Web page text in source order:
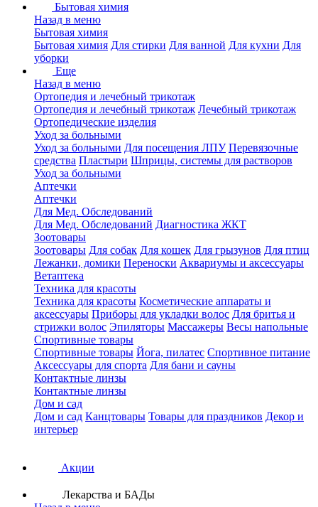
Бытовая химия
Назад в меню
Бытовая химия
Бытовая химия Для стирки Для ванной Для кухни Для
уборки
Еще
Назад в меню
Ортопедия и лечебный трикотаж
Ортопедия и лечебный трикотаж Лечебный трикотаж
Ортопедические изделия
Уход за больными
Уход за больными Для посещения ЛПУ Перевязочные
средства Пластыри Шприцы, системы для растворов
Уход за больными
Аптечки
Аптечки
Для Мед. Обследований
Для Мед. Обследований Диагностика ЖКТ
Зоотовары
Зоотовары Для собак Для кошек Для грызунов Для птиц
Лежанки, домики Переноски Аквариумы и аксессуары
Ветаптека
Техника для красоты
Техника для красоты Косметические аппараты и
аксессуары Приборы для укладки волос Для бритья и
стрижки волос Эпиляторы Массажеры Весы напольные
Спортивные товары
Спортивные товары Йога, пилатес Спортивное питание
Аксессуары для спорта Для бани и сауны
Контактные линзы
Контактные линзы
Дом и сад
Дом и сад Канцтовары Товары для праздников Декор и
интерьер
Акции
Лекарства и БАДы